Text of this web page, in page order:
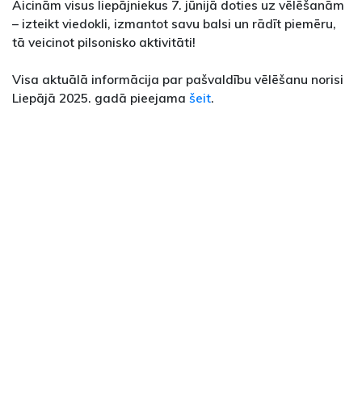
Aicinām visus liepājniekus 7. jūnijā doties uz vēlēšanām
– izteikt viedokli, izmantot savu balsi un rādīt piemēru,
tā veicinot pilsonisko aktivitāti!
Visa aktuālā informācija par pašvaldību vēlēšanu norisi
Liepājā 2025. gadā pieejama šeit.